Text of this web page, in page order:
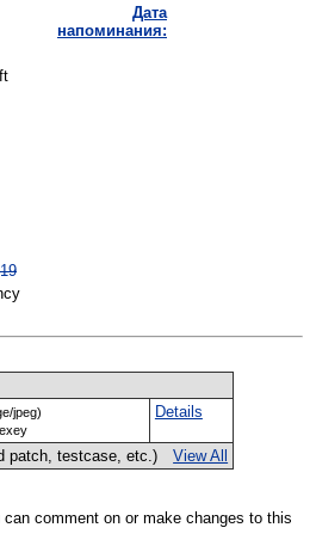
Дата
напоминания:
jpeg)
Details
View All
patch, testcase, etc.)